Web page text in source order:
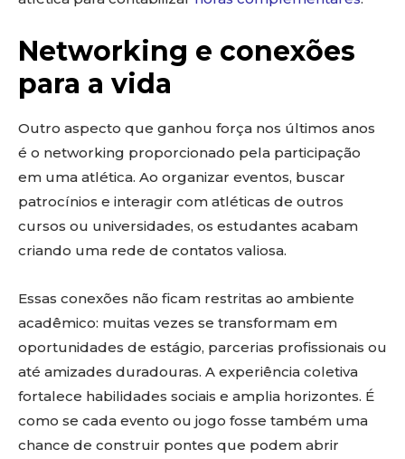
Networking e conexões
para a vida
Outro aspecto que ganhou força nos últimos anos
é o networking proporcionado pela participação
em uma atlética. Ao organizar eventos, buscar
patrocínios e interagir com atléticas de outros
cursos ou universidades, os estudantes acabam
criando uma rede de contatos valiosa.
Essas conexões não ficam restritas ao ambiente
acadêmico: muitas vezes se transformam em
oportunidades de estágio, parcerias profissionais ou
até amizades duradouras. A experiência coletiva
fortalece habilidades sociais e amplia horizontes. É
como se cada evento ou jogo fosse também uma
chance de construir pontes que podem abrir